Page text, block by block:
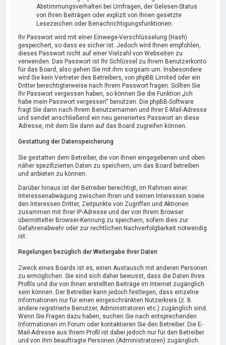
Abstimmungsverhalten bei Umfragen, der Gelesen-Status
von Ihren Beiträgen oder explizit von Ihnen gesetzte
Lesezeichen oder Benachrichtigungsfunktionen.
Ihr Passwort wird mit einer Einwege-Verschlüsselung (Hash)
gespeichert, so dass es sicher ist. Jedoch wird Ihnen empfohlen,
dieses Passwort nicht auf einer Vielzahl von Webseiten zu
verwenden. Das Passwort ist Ihr Schlüssel zu Ihrem Benutzerkonto
für das Board, also gehen Sie mit ihm sorgsam um. Insbesondere
wird Sie kein Vertreter des Betreibers, von phpBB Limited oder ein
Dritter berechtigterweise nach Ihrem Passwort fragen. Sollten Sie
Ihr Passwort vergessen haben, so können Sie die Funktion „Ich
habe mein Passwort vergessen“ benutzen. Die phpBB-Software
fragt Sie dann nach Ihrem Benutzernamen und Ihrer E-Mail-Adresse
und sendet anschließend ein neu generiertes Passwort an diese
Adresse, mit dem Sie dann auf das Board zugreifen können.
Gestattung der Datenspeicherung
Sie gestatten dem Betreiber, die von Ihnen eingegebenen und oben
näher spezifizierten Daten zu speichern, um das Board betreiben
und anbieten zu können.
Darüber hinaus ist der Betreiber berechtigt, im Rahmen einer
Interessenabwägung zwischen Ihren und seinen Interessen sowie
den Interessen Dritter, Zeitpunkte von Zugriffen und Aktionen
zusammen mit Ihrer IP-Adresse und der von Ihrem Browser
übermittelter Browser-Kennung zu speichern, sofern dies zur
Gefahrenabwehr oder zur rechtlichen Nachverfolgbarkeit notwendig
ist.
Regelungen bezüglich der Weitergabe Ihrer Daten
Zweck eines Boards ist es, einen Austausch mit anderen Personen
zu ermöglichen. Sie sind sich daher bewusst, dass die Daten Ihres
Profils und die von Ihnen erstellten Beiträge im Internet zugänglich
sein können. Der Betreiber kann jedoch festlegen, dass einzelne
Informationen nur für einen eingeschränkten Nutzerkreis (z. B.
andere registrierte Benutzer, Administratoren etc.) zugänglich sind.
Wenn Sie Fragen dazu haben, suchen Sie nach entsprechenden
Informationen im Forum oder kontaktieren Sie den Betreiber. Die E-
Mail-Adresse aus Ihrem Profil ist dabei jedoch nur für den Betreiber
und von ihm beauftragte Personen (Administratoren) zugänglich.